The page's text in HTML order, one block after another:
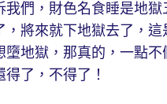
，財色名食睡是地獄
，將來就下地獄去了，
墮地獄，那真的，一點
了，不得了！